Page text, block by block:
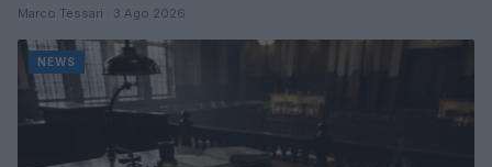
Marco Tessari · 3 Ago 2026
NEWS